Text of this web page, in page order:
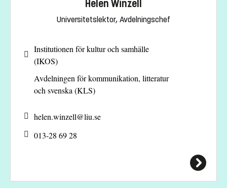
Helen Winzell
Universitetslektor, Avdelningschef
Institutionen för kultur och samhälle
(IKOS)
Avdelningen för kommunikation, litteratur
och svenska (KLS)
helen.winzell@liu.se
013-28 69 28